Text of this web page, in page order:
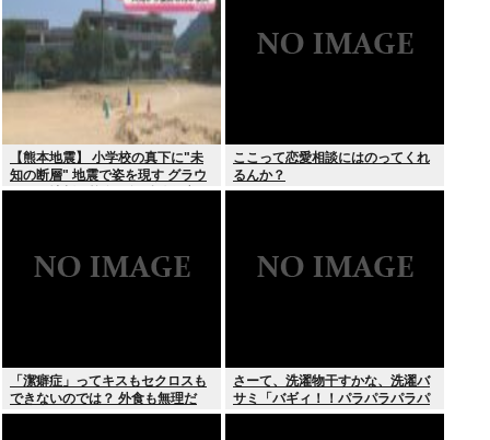
【熊本地震】 小学校の真下に"未
知の断層" 地震で姿を現す グラウ
ンドに地割れ校舎に亀裂 八代市
ここって恋愛相談にはのってくれ
るんか？
「潔癖症」ってキスもセクロスも
できないのでは？ 外食も無理だ
ろ。
さーて、洗濯物干すかな、洗濯バ
サミ「バギィ！！パラパラパラパ
ラ」